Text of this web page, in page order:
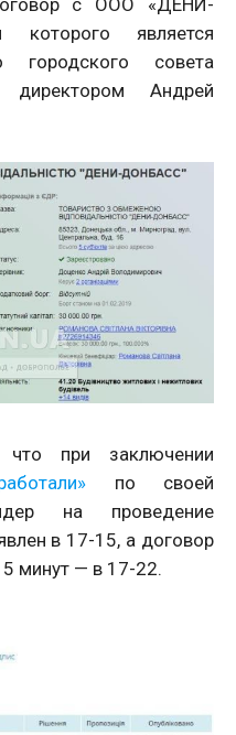
с ООО «ДЕНИ-
которого является
городского совета
Андрей
при заключении
по своей
на проведение
в 17-15, а договор
минут — в 17-22.